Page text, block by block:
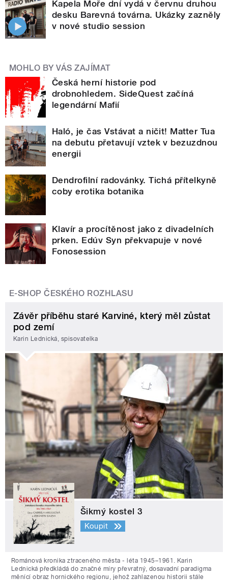
Kapela Moře dní vydá v červnu druhou
desku Barevná továrna. Ukázky zazněly
v nové studio session
MOHLO BY VÁS ZAJÍMAT
Česká herní historie pod
drobnohledem. SideQuest začíná
legendární Mafií
Haló, je čas Vstávat a ničit! Matter Tua
na debutu přetavují vztek v bezuzdnou
energii
Dendrofilní radovánky. Tichá přítelkyně
coby erotika botanika
Klavír a procítěnost jako z divadelních
prken. Edúv Syn překvapuje v nové
Fonosession
E-SHOP ČESKÉHO ROZHLASU
Závěr příběhu staré Karviné, který měl zůstat
pod zemí
Karin Lednická, spisovatelka
Šikmý kostel 3
Koupit
Románová kronika ztraceného města - léta 1945–1961. Karin
Lednická předkládá do značné míry převratný, dosavadní paradigma
měnící obraz hornického regionu, jehož zahlazenou historii stále